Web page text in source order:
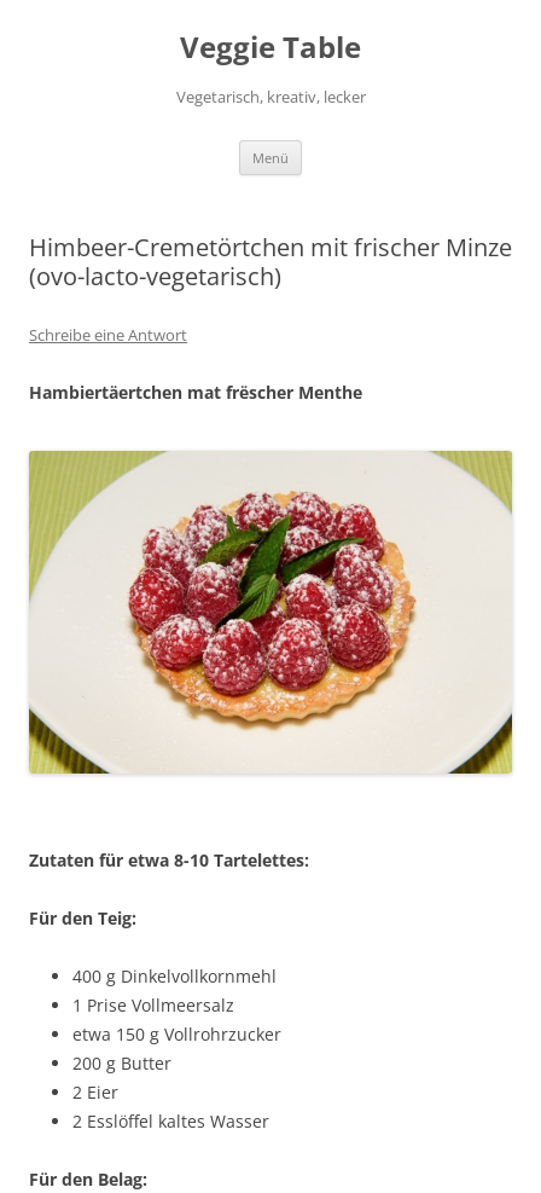
Veggie Table
Vegetarisch, kreativ, lecker
Menü
Himbeer-Cremetörtchen mit frischer Minze
(ovo-lacto-vegetarisch)
Schreibe eine Antwort
Hambiertäertchen mat frëscher Menthe
Zutaten für etwa 8-10 Tartelettes:
Für den Teig:
400 g Dinkelvollkornmehl
1 Prise Vollmeersalz
etwa 150 g Vollrohrzucker
200 g Butter
2 Eier
2 Esslöffel kaltes Wasser
Für den Belag: